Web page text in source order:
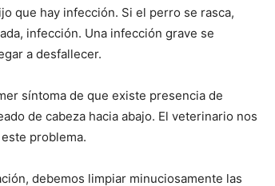
que hay infección. Si el perro se rasca,
infección. Una infección grave se
a desfallecer.
síntoma de que existe presencia de
de cabeza hacia abajo. El veterinario nos
problema.
debemos limpiar minuciosamente las